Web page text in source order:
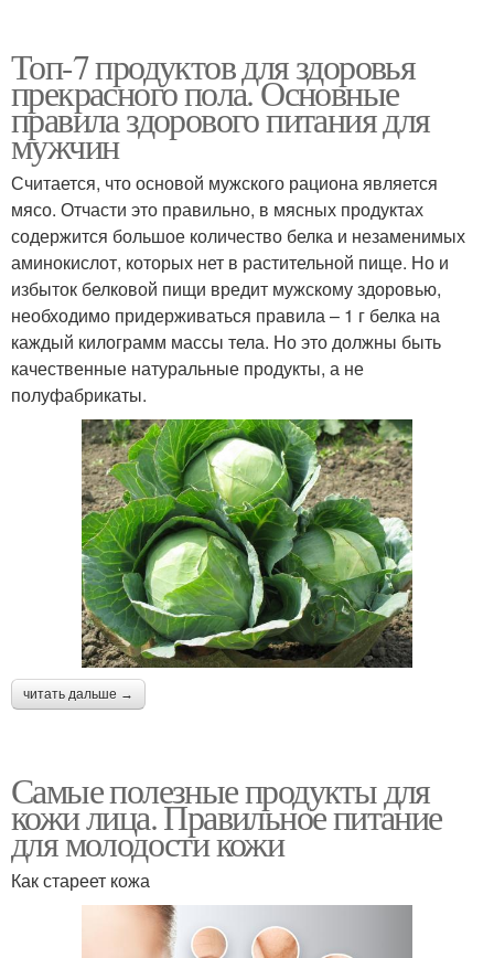
Топ-7 продуктов для здоровья
прекрасного пола. Основные
правила здорового питания для
мужчин
Считается, что основой мужского рациона является
мясо. Отчасти это правильно, в мясных продуктах
содержится большое количество белка и незаменимых
аминокислот, которых нет в растительной пище. Но и
избыток белковой пищи вредит мужскому здоровью,
необходимо придерживаться правила – 1 г белка на
каждый килограмм массы тела. Но это должны быть
качественные натуральные продукты, а не
полуфабрикаты.
читать дальше →
Самые полезные продукты для
кожи лица. Правильное питание
для молодости кожи
Как стареет кожа